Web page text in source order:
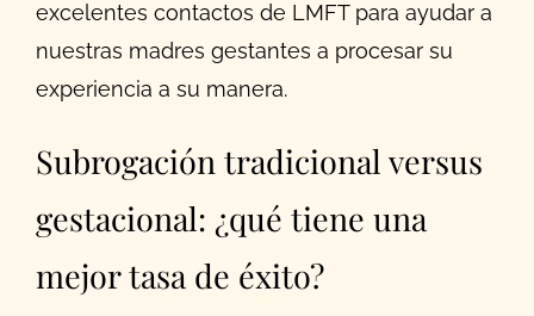
excelentes contactos de LMFT para ayudar a
nuestras madres gestantes a procesar su
experiencia a su manera.
Subrogación tradicional versus
gestacional: ¿qué tiene una
mejor tasa de éxito?